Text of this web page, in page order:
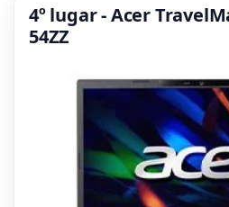
4º lugar - Acer
54ZZ